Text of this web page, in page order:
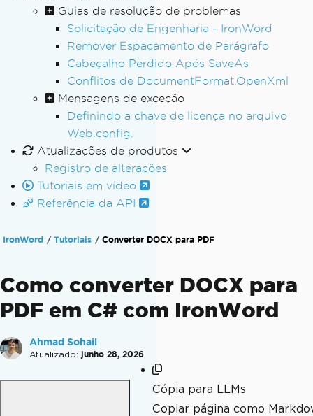
Guias de resolução de problemas
Solicitação de Engenharia - IronWord
Remover Espaçamento de Parágrafo
Cabeçalho Perdido Após SaveAs
Conflitos de DocumentFormat.OpenXml
Mensagens de exceção
Definindo a chave de licença no arquivo
Web.config.
Atualizações de produtos
Registro de alterações
Tutoriais em vídeo
Referência da API
IronWord Tutoriais Converter DOCX para PDF
Como converter DOCX para
PDF em C# com IronWord
Ahmad Sohail
Atualizado: junho 28, 2026
Cópia para LLMs
Copiar página como